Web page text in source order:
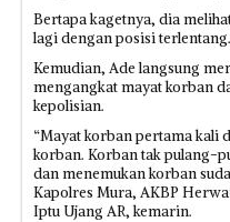
Bertapa kagetnya, dia
lagi dengan posisi terlentang.
Kemudian, Ade langsung
mengangkat mayat korban
kepolisian.
“Mayat korban pertama kali
korban. Korban tak pulang-
dan menemukan korban
Kapolres Mura, AKBP
Iptu Ujang AR, kemarin.